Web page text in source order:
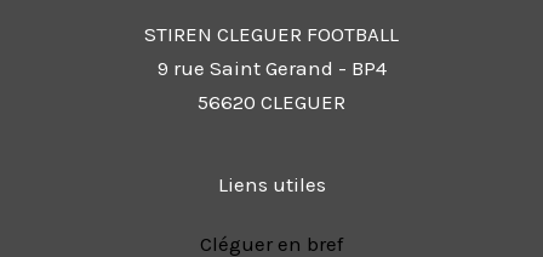
STIREN CLEGUER FOOTBALL
9 rue Saint Gerand - BP4
56620 CLEGUER
Liens utiles
Cléguer en bref